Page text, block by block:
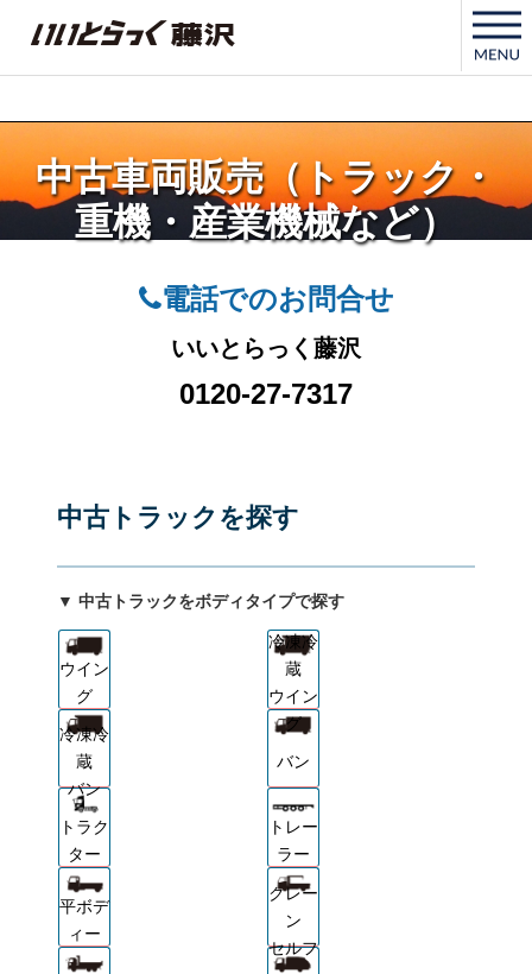
いいとらっく藤沢
中古車両販売（トラック・
重機・産業機械など）
電話でのお問合せ
いいとらっく藤沢
0120-27-7317
中古トラックを探す
▼ 中古トラックをボディタイプで探す
ウイン
グ
冷凍冷
蔵
ウイン
グ
冷凍冷
蔵
バン
バン
トラク
ター
トレー
ラー
平ボデ
ィー
クレー
ン
セルフ